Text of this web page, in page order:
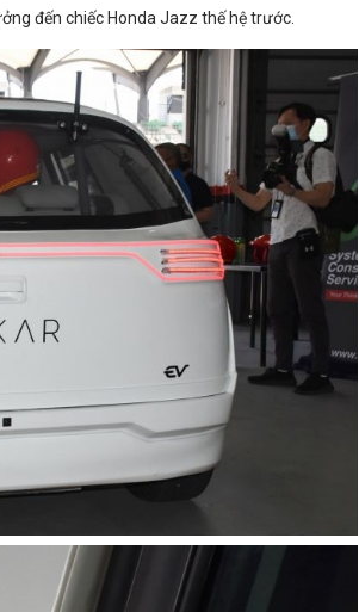
đến chiếc Honda Jazz thế hệ trước.